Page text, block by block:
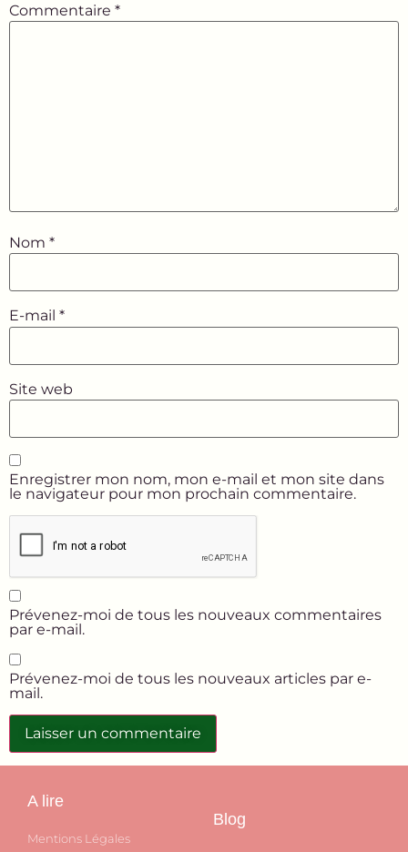
Commentaire *
Nom *
E-mail *
Site web
Enregistrer mon nom, mon e-mail et mon site dans
le navigateur pour mon prochain commentaire.
Prévenez-moi de tous les nouveaux commentaires
par e-mail.
Prévenez-moi de tous les nouveaux articles par e-
mail.
A lire
Mentions Légales
Blog